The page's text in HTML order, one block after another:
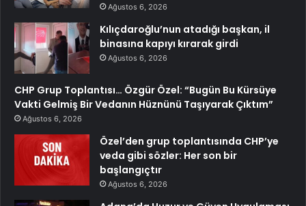
Ağustos 6, 2026
Kılıçdaroğlu’nun atadığı başkan, il
binasına kapıyı kırarak girdi
Ağustos 6, 2026
CHP Grup Toplantısı… Özgür Özel: “Bugün Bu Kürsüye
Vakti Gelmiş Bir Vedanın Hüznünü Taşıyarak Çıktım”
Ağustos 6, 2026
Özel’den grup toplantısında CHP’ye
veda gibi sözler: Her son bir
başlangıçtır
Ağustos 6, 2026